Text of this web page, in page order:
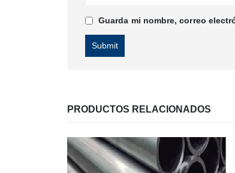
Guarda mi nombre, correo
PRODUCTOS RELACIONADOS